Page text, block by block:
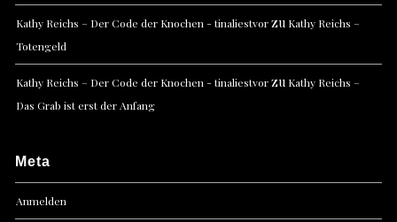
Kathy Reichs – Der Code der Knochen - tinaliestvorzu Kathy Reichs –
Totengeld
Kathy Reichs – Der Code der Knochen - tinaliestvorzu Kathy Reichs –
Das Grab ist erst der Anfang
Meta
Anmelden